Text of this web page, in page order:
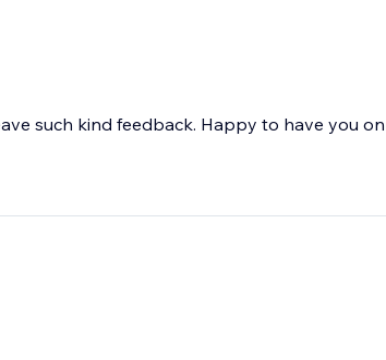
such kind feedback. Happy to have you